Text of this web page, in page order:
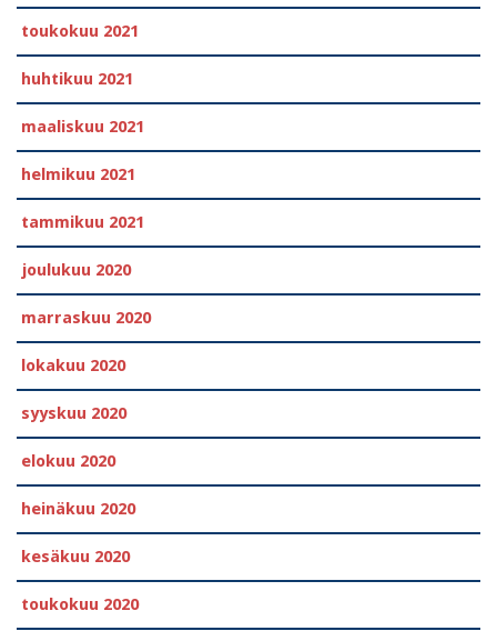
toukokuu 2021
huhtikuu 2021
maaliskuu 2021
helmikuu 2021
tammikuu 2021
joulukuu 2020
marraskuu 2020
lokakuu 2020
syyskuu 2020
elokuu 2020
heinäkuu 2020
kesäkuu 2020
toukokuu 2020